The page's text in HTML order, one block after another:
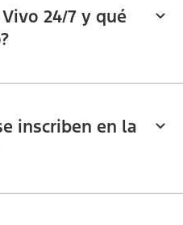
24/7 y qué
inscriben en la